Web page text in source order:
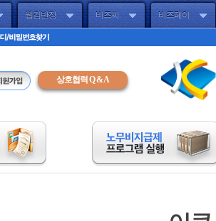
웹김반장 비즈씨
비즈페이
상호협력 Q & A